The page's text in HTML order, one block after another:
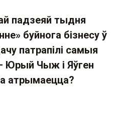
падзеяй тыдня
буйнога бізнесу ў
патрапілі самыя
Юрый Чыж і Яўген
атрымаецца?